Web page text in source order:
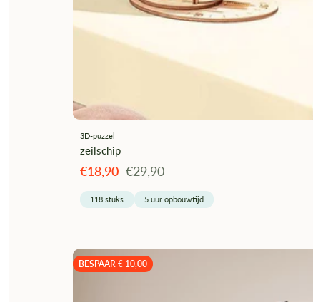
3D-puzzel
zeilschip
Angebotspreis
€18,90 Regulärer
€29,90
118 stuks 5 uur opbouwtijd
BESPAAR € 10,00